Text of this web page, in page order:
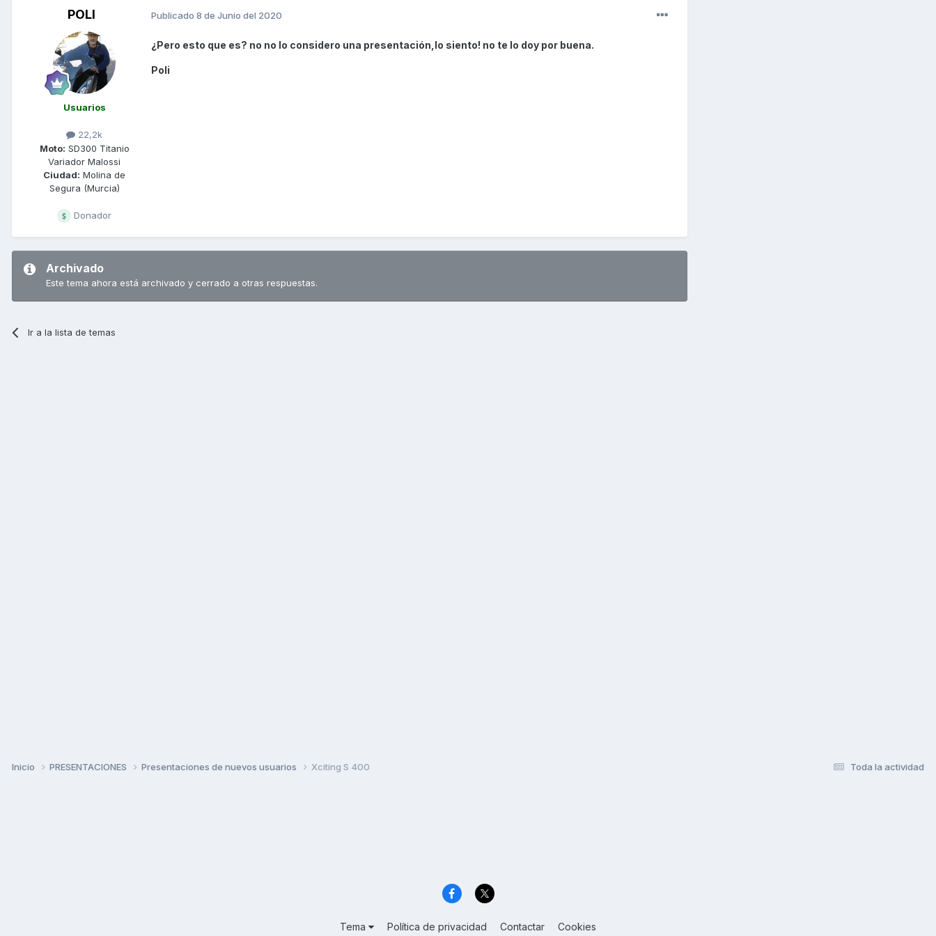
POLI
Usuarios
22,2k
Moto: SD300 Titanio
Variador Malossi
Ciudad: Molina de
Segura (Murcia)
Donador
Publicado 8 de Junio del 2020
¿Pero esto que es? no no lo considero una presentación,lo siento! no te lo doy por buena.
Poli
Archivado
Este tema ahora está archivado y cerrado a otras respuestas.
Ir a la lista de temas
Toda la actividad
Inicio PRESENTACIONES Presentaciones de nuevos usuarios Xciting S 400
Tema Política de privacidad Contactar Cookies